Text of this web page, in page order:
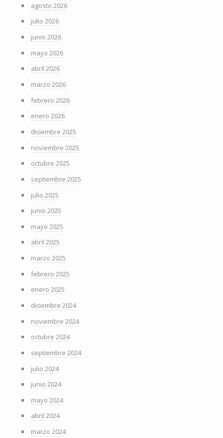
agosto 2026
julio 2026
junio 2026
mayo 2026
abril 2026
marzo 2026
febrero 2026
enero 2026
diciembre 2025
noviembre 2025
octubre 2025
septiembre 2025
julio 2025
junio 2025
mayo 2025
abril 2025
marzo 2025
febrero 2025
enero 2025
diciembre 2024
noviembre 2024
octubre 2024
septiembre 2024
julio 2024
junio 2024
mayo 2024
abril 2024
marzo 2024